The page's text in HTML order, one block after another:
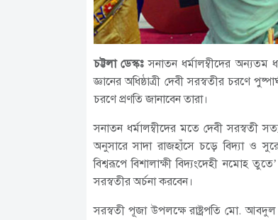
চট্টলা ডেস্কঃসনাতন ধর্মালম্বীদের অন্যতম
জ্ঞানের অধিষ্ঠাত্রী দেবী সরস্বতীর চরণে
চরণে প্রণতি জানাবেন তারা।
সনাতন ধর্মালম্বীদের মতে দেবী সরস্বতী
অনুসারে সাদা রাজহাঁসে চড়ে বিদ্যা ও
বিশ্বরূপে বিশালাক্ষী বিদ্যংদেহী নমোহ
সরস্বতীর অর্চনা করবেন।
সরস্বতী পূজা উপলক্ষে রাষ্ট্রপতি মো. আবদুল